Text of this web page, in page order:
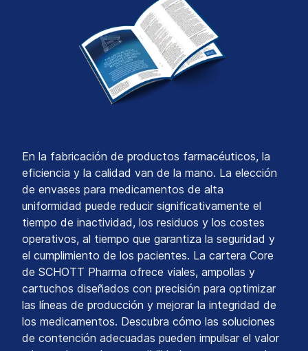
En la fabricación de productos farmacéuticos, la
eficiencia y la calidad van de la mano. La elección
de envases para medicamentos de alta
uniformidad puede reducir significativamente el
tiempo de inactividad, los residuos y los costes
operativos, al tiempo que garantiza la seguridad y
el cumplimiento de los pacientes. La cartera Core
de SCHOTT Pharma ofrece viales, ampollas y
cartuchos diseñados con precisión para optimizar
las líneas de producción y mejorar la integridad de
los medicamentos. Descubra cómo las soluciones
de contención adecuadas pueden impulsar el valor